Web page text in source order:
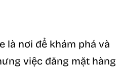
là nơi để khám phá và
việc đăng mặt hàng